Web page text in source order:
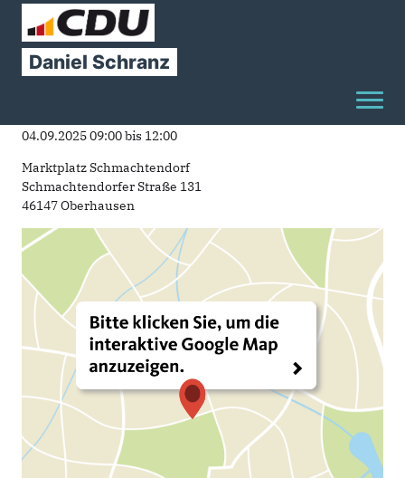
Daniel Schranz
Sie sind hier
» Infostand - Schmachtendorf
Infostand-Schmachtendorf
04.09.202509:00bis 12:00
Marktplatz Schmachtendorf
Schmachtendorfer Straße 131
46147 Oberhausen